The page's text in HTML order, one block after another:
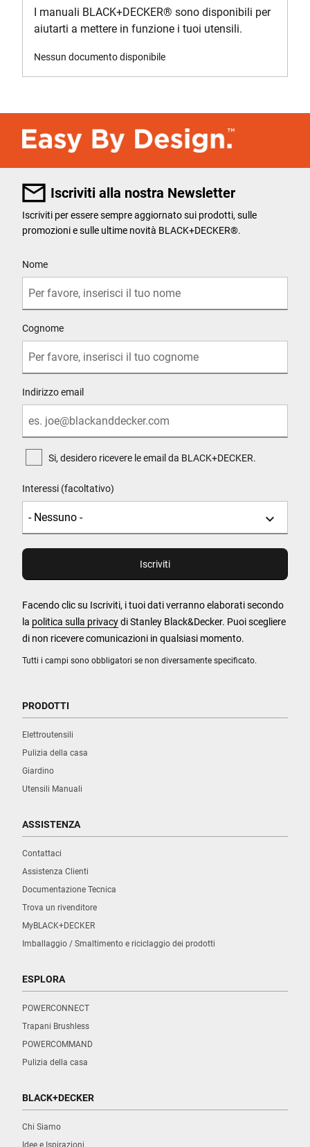
I manuali BLACK+DECKER® sono disponibili per
aiutarti a mettere in funzione i tuoi utensili.
Nessun documento disponibile
Iscriviti alla nostra Newsletter
Tutti i campi sono obbligatori se non diversamente specificato.
Iscriviti per essere sempre aggiornato sui prodotti, sulle
promozioni e sulle ultime novità BLACK+DECKER®.
Nome
Cognome
Indirizzo email
Si, desidero ricevere le email da BLACK+DECKER.
Interessi (facoltativo)
Facendo clic su Iscriviti, i tuoi dati verranno elaborati secondo
la politica sulla privacydi Stanley Black&Decker. Puoi scegliere
di non ricevere comunicazioni in qualsiasi momento.
PRODOTTI
Elettroutensili
Pulizia della casa
Giardino
Utensili Manuali
ASSISTENZA
Contattaci
Assistenza Clienti
Documentazione Tecnica
Trova un rivenditore
MyBLACK+DECKER
Imballaggio / Smaltimento e riciclaggio dei prodotti
ESPLORA
POWERCONNECT
Trapani Brushless
POWERCOMMAND
Pulizia della casa
BLACK+DECKER
Chi Siamo
Idee e Ispirazioni